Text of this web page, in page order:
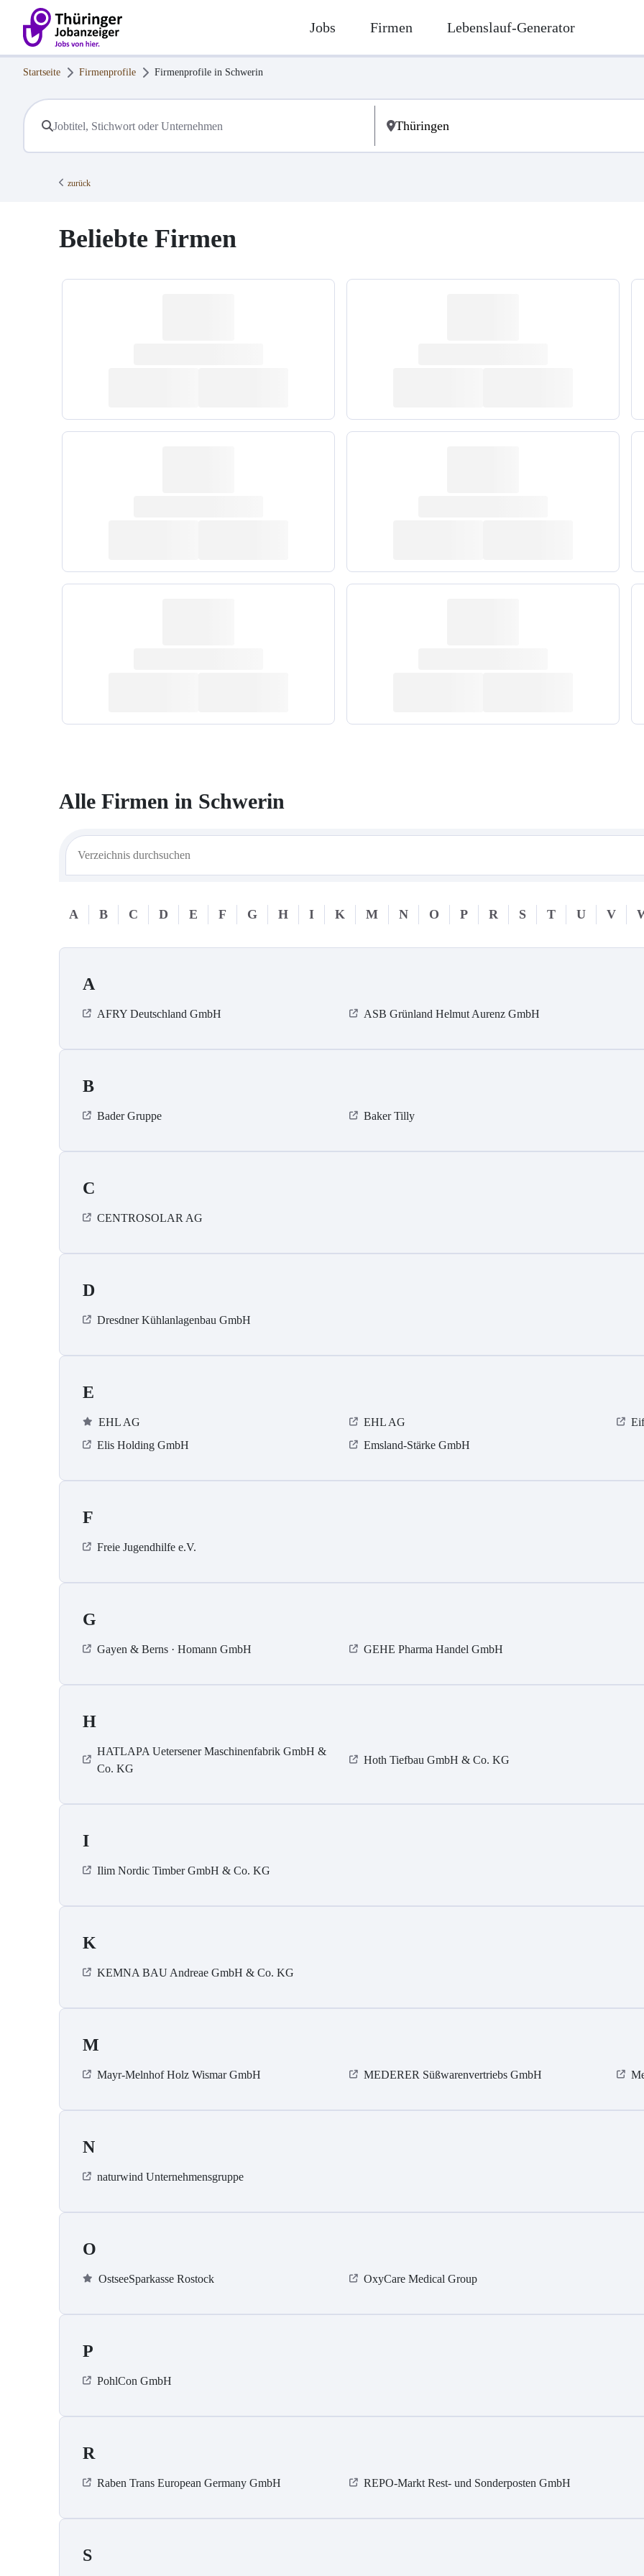
Jobs Firmen Lebenslauf-Generator
Startseite Firmenprofile Firmenprofile in Schwerin
zurück
Beliebte Firmen
Alle Firmen in Schwerin
A B C D E F G H I K M N O P R S T U V
A
AFRY Deutschland GmbH ASB Grün­land Helmut Au­renz GmbH
B
Bader Gruppe Baker Tilly
C
CENTROSOLAR AG
D
Dresdner Kühlanlagenbau GmbH
E
EHL AG EHL AG
Elis Holding GmbH
Emsland-Stärke GmbH
F
Freie Jugendhilfe e.V.
G
Gayen & Berns · Homann GmbH GEHE Pharma Handel GmbH
H
HATLAPA Uetersener Maschinenfabrik GmbH &
Co. KG
Hoth Tiefbau GmbH & Co. KG
I
Ilim Nordic Timber GmbH & Co. KG
K
KEMNA BAU Andreae GmbH & Co. KG
M
Mayr-Melnhof Holz Wismar GmbH MEDERER Süßwarenvertriebs GmbH
N
naturwind Unternehmensgruppe
O
OstseeSparkasse Rostock OxyCare Medical Group
P
PohlCon GmbH
R
Raben Trans European Germany GmbH REPO-Markt Rest- und Sonderposten GmbH
S